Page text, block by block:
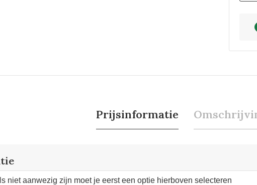
Prijsinformatie
niet aanwezig zijn moet je eerst een optie hierboven selecteren